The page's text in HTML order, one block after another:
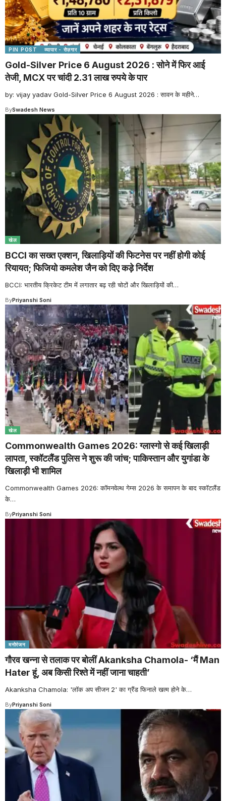
PIN POST व्यापार - रोज़गार
Gold-Silver Price 6 August 2026 : सोने में फिर आई
तेजी, MCX पर चांदी 2.31 लाख रुपये के पार
by: vijay yadav Gold-Silver Price 6 August 2026 : सावन के महीने…
BySwadesh News
खेल
BCCI का सख्त एक्शन, खिलाड़ियों की फिटनेस पर नहीं होगी कोई
रियायत; फिजियो कमलेश जैन को दिए कड़े निर्देश
BCCI: भारतीय क्रिकेट टीम में लगातार बढ़ रही चोटों और खिलाड़ियों की…
ByPriyanshi Soni
खेल
Commonwealth Games 2026: ग्लास्गो से कई खिलाड़ी
लापता, स्कॉटलैंड पुलिस ने शुरू की जांच; पाकिस्तान और युगांडा के
खिलाड़ी भी शामिल
Commonwealth Games 2026: कॉमनवेल्थ गेम्स 2026 के समापन के बाद स्कॉटलैंड
के…
ByPriyanshi Soni
मनोरंजन
गौरव खन्ना से तलाक पर बोलीं Akanksha Chamola- ‘मैं Man
Hater हूं, अब किसी रिश्ते में नहीं जाना चाहती’
Akanksha Chamola: 'लॉक अप सीजन 2' का ग्रैंड फिनाले खत्म होने के…
ByPriyanshi Soni